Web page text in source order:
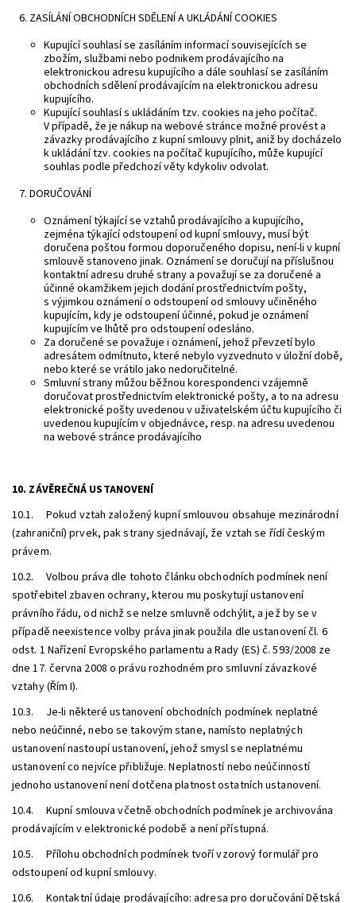
ZASÍLÁNÍ OBCHODNÍCH SDĚLENÍ A UKLÁDÁNÍ COOKIES
Kupující souhlasí se zasíláním informací souvisejících se
zbožím, službami nebo podnikem prodávajícího na
elektronickou adresu kupujícího a dále souhlasí se zasíláním
obchodních sdělení prodávajícím na elektronickou adresu
kupujícího.
Kupující souhlasí s ukládáním tzv. cookies na jeho počítač.
V případě, že je nákup na webové stránce možné provést a
závazky prodávajícího z kupní smlouvy plnit, aniž by docházelo
k ukládání tzv. cookies na počítač kupujícího, může kupující
souhlas podle předchozí věty kdykoliv odvolat.
DORUČOVÁNÍ
Oznámení týkající se vztahů prodávajícího a kupujícího,
zejména týkající odstoupení od kupní smlouvy, musí být
doručena poštou formou doporučeného dopisu, není-li v kupní
smlouvě stanoveno jinak. Oznámení se doručují na příslušnou
kontaktní adresu druhé strany a považují se za doručené a
účinné okamžikem jejich dodání prostřednictvím pošty,
s výjimkou oznámení o odstoupení od smlouvy učiněného
kupujícím, kdy je odstoupení účinné, pokud je oznámení
kupujícím ve lhůtě pro odstoupení odesláno.
Za doručené se považuje i oznámení, jehož převzetí bylo
adresátem odmítnuto, které nebylo vyzvednuto v úložní době,
nebo které se vrátilo jako nedoručitelné.
Smluvní strany můžou běžnou korespondenci vzájemně
doručovat prostřednictvím elektronické pošty, a to na adresu
elektronické pošty uvedenou v uživatelském účtu kupujícího či
uvedenou kupujícím v objednávce, resp. na adresu uvedenou
na webové stránce prodávajícího
10. ZÁVĚREČNÁ USTANOVENÍ
10.1. Pokud vztah založený kupní smlouvou obsahuje mezinárodní
(zahraniční) prvek, pak strany sjednávají, že vztah se řídí českým
právem.
10.2. Volbou práva dle tohoto článku obchodních podmínek není
spotřebitel zbaven ochrany, kterou mu poskytují ustanovení
právního řádu, od nichž se nelze smluvně odchýlit, a jež by se v
případě neexistence volby práva jinak použila dle ustanovení čl. 6
odst. 1 Nařízení Evropského parlamentu a Rady (ES) č. 593/2008 ze
dne 17. června 2008 o právu rozhodném pro smluvní závazkové
vztahy (Řím I).
10.3. Je-li některé ustanovení obchodních podmínek neplatné
nebo neúčinné, nebo se takovým stane, namísto neplatných
ustanovení nastoupí ustanovení, jehož smysl se neplatnému
ustanovení co nejvíce přibližuje. Neplatností nebo neúčinností
jednoho ustanovení není dotčena platnost ostatních ustanovení.
10.4. Kupní smlouva včetně obchodních podmínek je archivována
prodávajícím v elektronické podobě a není přístupná.
10.5. Přílohu obchodních podmínek tvoří vzorový formulář pro
odstoupení od kupní smlouvy.
10.6. Kontaktní údaje prodávajícího: adresa pro doručování Dětská